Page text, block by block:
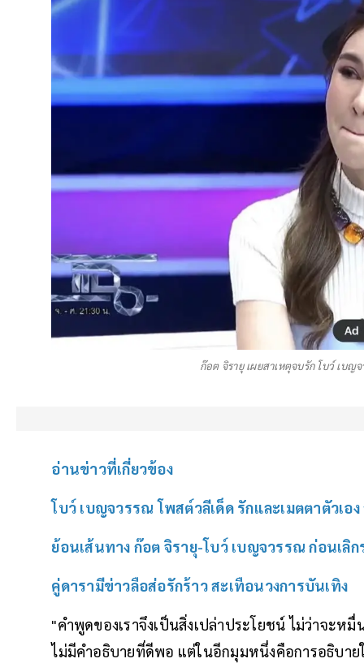
ก๊อต จิรายุ เผยสาเหตุจบรัก โบว์ เบญ
อ่านข่าวที่เกี่ยวข้อง
โบว์ เบญจวรรณ โพสต์วลีเด็ด รักและเมตตาตัวเอ
ย้อนเส้นทาง ก๊อต จิรายุ-โบว์ เบญจวรรณ ก่อนเลิ
คู่ดารามีข่าวลือส่อรักร้าว สะเทือนวงการบันเทิง
"คำพูดของเราจึงเป็นสิ่งเปล่าประโยชน์ ไม่ว่าจะห
ไม่มีคำอธิบายที่ดีพอ แต่ในอีกมุมหนึ่งคือการอธิบาย